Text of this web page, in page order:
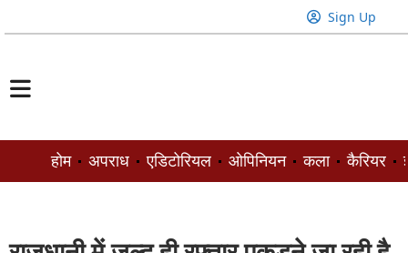
Sign Up
होम अपराध एडिटोरियल ओपिनियन कला कैरियर